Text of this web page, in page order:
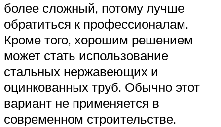
более сложный, потому лучше
обратиться к профессионалам.
Кроме того, хорошим решением
может стать использование
стальных нержавеющих и
оцинкованных труб. Обычно этот
вариант не применяется в
современном строительстве.